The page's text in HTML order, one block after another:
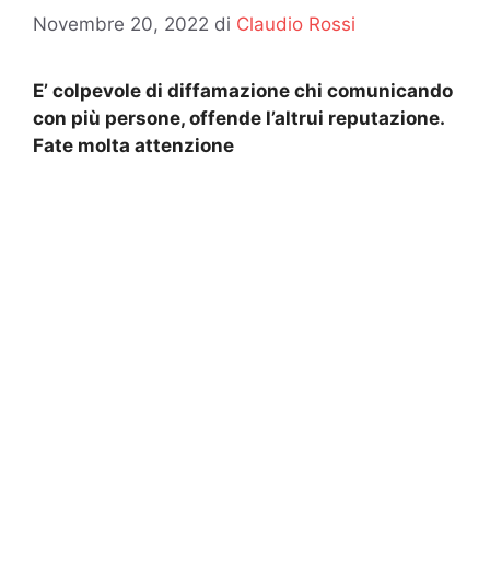
Novembre 20, 2022 di Claudio Rossi
E’ colpevole di diffamazione chi comunicando
con più persone, offende l’altrui reputazione.
Fate molta attenzione